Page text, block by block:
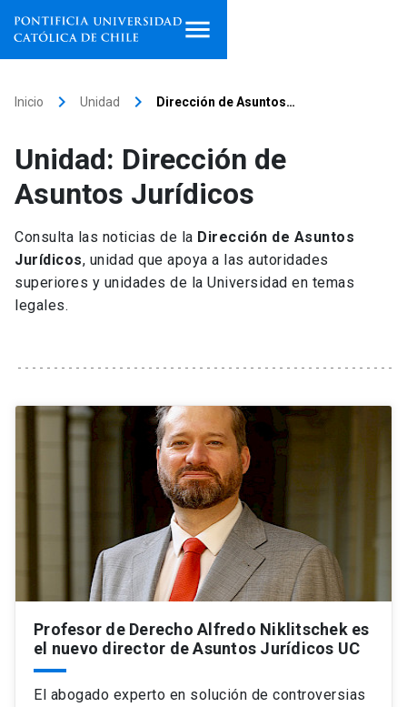
Facultades, escuelas e
institutos
Investigación
Internacionalización launch
Universidad
Información para keyboard_arrow_down
Académicos
Personal
Alumni launch
launch
ACCESOS DIRECTOS
launch
Mi Cuenta UC launch
Correo UC
Inicio keyboard_arrow_right Unidad keyboard_arrow_right Dirección de Asuntos…
Unidad: Dirección de
Asuntos Jurídicos
Consulta las noticias de la Dirección de Asuntos
Jurídicos, unidad que apoya a las autoridades
superiores y unidades de la Universidad en temas
legales.
Profesor de Derecho Alfredo Niklitschek es
el nuevo director de Asuntos Jurídicos UC
El abogado experto en solución de controversias